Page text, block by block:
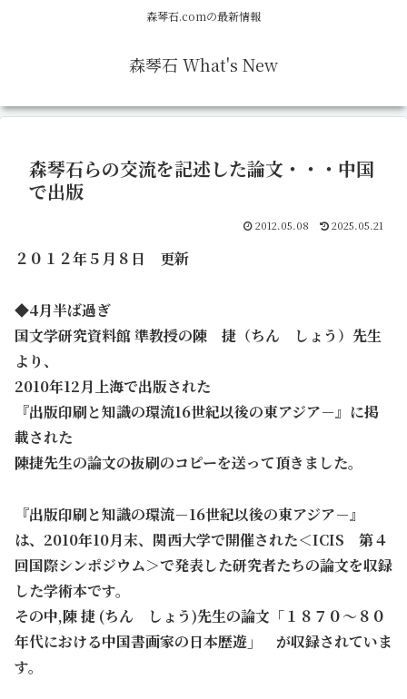
森琴石.comの最新情報
森琴石 What's New
森琴石らの交流を記述した論文・・・中国
で出版
2012.05.08 2025.05.21
２０１２年５月８日 更新
◆4月半ば過ぎ
国文学研究資料館 準教授の陳 捷（ちん しょう）先生
より、
2010年12月上海で出版された
『出版印刷と知識の環流16世紀以後の東アジア－』に掲
載された
陳捷先生の論文の抜刷のコピーを送って頂きました。
『出版印刷と知識の環流－16世紀以後の東アジア－』
は、2010年10月末、関西大学で開催された＜ICIS 第４
回国際シンポジウム＞で発表した研究者たちの論文を収録
した学術本です。
その中,陳 捷 (ちん しょう)先生の論文「１８７０～８０
年代における中国書画家の日本歴遊」 が収録されていま
す。